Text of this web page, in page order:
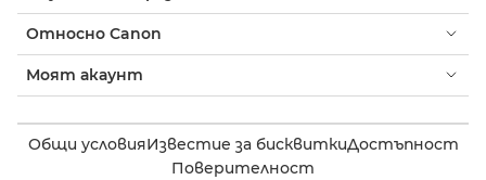
Относно Canon
Моят акаунт
Общи условияИзвестие за бисквиткиДостъпност
Поверителност